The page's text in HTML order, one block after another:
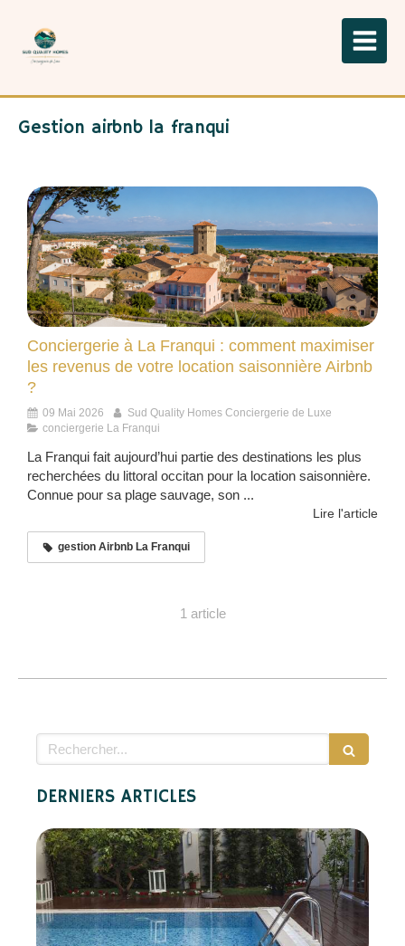
Gestion airbnb la franqui
Conciergerie à La Franqui : comment maximiser
les revenus de votre location saisonnière Airbnb
?
09 Mai 2026
Sud Quality Homes Conciergerie de Luxe
conciergerie La Franqui
La Franqui fait aujourd’hui partie des destinations les plus
recherchées du littoral occitan pour la location saisonnière.
Connue pour sa plage sauvage, son ...
Lire l'article
gestion Airbnb La Franqui
1 article
Rechercher
DERNIERS ARTICLES